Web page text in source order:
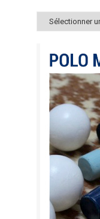
Catégories